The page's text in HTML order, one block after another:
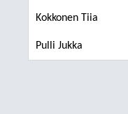
Kokkonen Tiia
Pulli Jukka